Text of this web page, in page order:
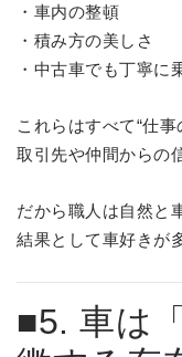
・車内の整頓
・積み方の美しさ
・中古車でも丁寧に
これらはすべて“仕事
取引先や仲間からの
だから職人は自然と
結果として車好きが
■5. 車は